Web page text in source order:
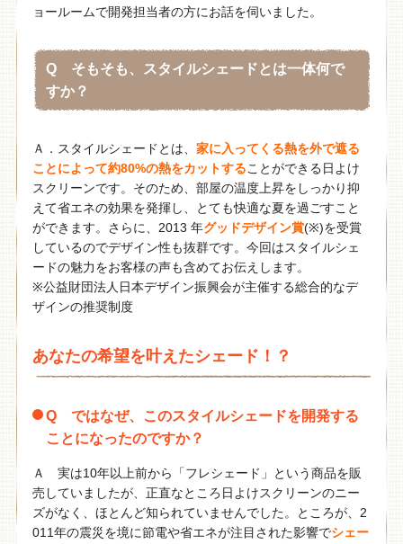
ョールームで開発担当者の方にお話を伺いました。
Q そもそも、スタイルシェードとは一体何で
すか？
Ａ．スタイルシェードとは、家に入ってくる熱を外で遮る
ことによって約80%の熱をカットすることができる日よけ
スクリーンです。そのため、部屋の温度上昇をしっかり抑
えて省エネの効果を発揮し、とても快適な夏を過ごすこと
ができます。さらに、2013 年グッドデザイン賞(※)を受賞
しているのでデザイン性も抜群です。今回はスタイルシェ
ードの魅力をお客様の声も含めてお伝えします。
※公益財団法人日本デザイン振興会が主催する総合的なデ
ザインの推奨制度
あなたの希望を叶えたシェード！？
Q ではなぜ、このスタイルシェードを開発する
ことになったのですか？
Ａ 実は10年以上前から「フレシェード」という商品を販
売していましたが、正直なところ日よけスクリーンのニー
ズがなく、ほとんど知られていませんでした。ところが、2
011年の震災を境に節電や省エネが注目された影響でシェー